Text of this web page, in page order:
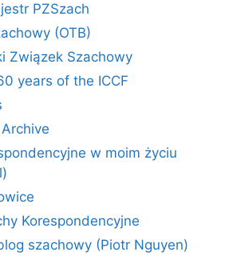
PZSzach
(OTB)
Związek Szachowy
years of the ICCF
w moim życiu
Korespondencyjne
szachowy (Piotr Nguyen)